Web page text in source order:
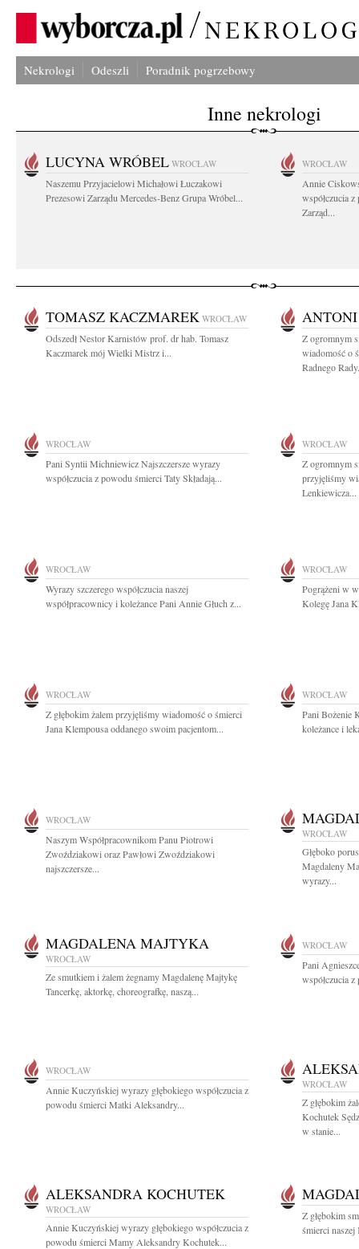
Nekrologi Odeszli Poradnik pogrzebowy
Inne nekrologi
LUCYNA WRÓBEL WROCŁAW
Naszemu Przyjacielowi Michałowi Łuczakowi
Prezesowi Zarządu Mercedes-Benz Grupa Wróbel...
WROCŁAW
Annie
współczucia
Zarząd...
TOMASZ KACZMAREK WROCŁAW
Odszedł Nestor Karnistów prof. dr hab. Tomasz
Kaczmarek mój Wielki Mistrz i...
Z ogromnym
wiadomość o
Radnego
WROCŁAW
Pani Syntii Michniewicz Najszczersze wyrazy
współczucia z powodu śmierci Taty Składają...
WROCŁAW
Z ogromnym
przyjęliśmy
Lenkiewicza...
WROCŁAW
Wyrazy szczerego współczucia naszej
współpracownicy i koleżance Pani Annie Głuch z...
WROCŁAW
Pogrążeni w
Kolegę Jana
WROCŁAW
Z głębokim żalem przyjęliśmy wiadomość o śmierci
Jana Klempousa oddanego swoim pacjentom...
WROCŁAW
Pani Bożenie
koleżance i
WROCŁAW
Naszym Współpracownikom Panu Piotrowi
Zwoździakowi oraz Pawłowi Zwoździakowi
najszczersze...
WROCŁAW
Głęboko
Magdaleny
wyrazy...
MAGDALENA MAJTYKA
WROCŁAW
Ze smutkiem i żalem żegnamy Magdalenę Majtykę
Tancerkę, aktorkę, choreografkę, naszą...
WROCŁAW
Pani
współczucia
WROCŁAW
Annie Kuczyńskiej wyrazy głębokiego współczucia z
powodu śmierci Matki Aleksandry...
WROCŁAW
Z głębokim
Kochutek
w stanie...
ALEKSANDRA KOCHUTEK
WROCŁAW
Annie Kuczyńskiej wyrazy głębokiego współczucia z
powodu śmierci Mamy Aleksandry Kochutek...
Z głębokim
śmierci